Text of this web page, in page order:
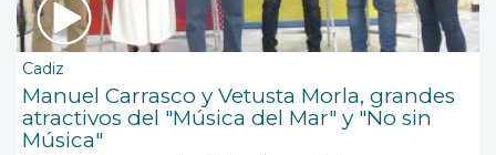
Cadiz
Manuel Carrasco y Vetusta Morla, grandes
atractivos del "Música del Mar" y "No sin
Música"